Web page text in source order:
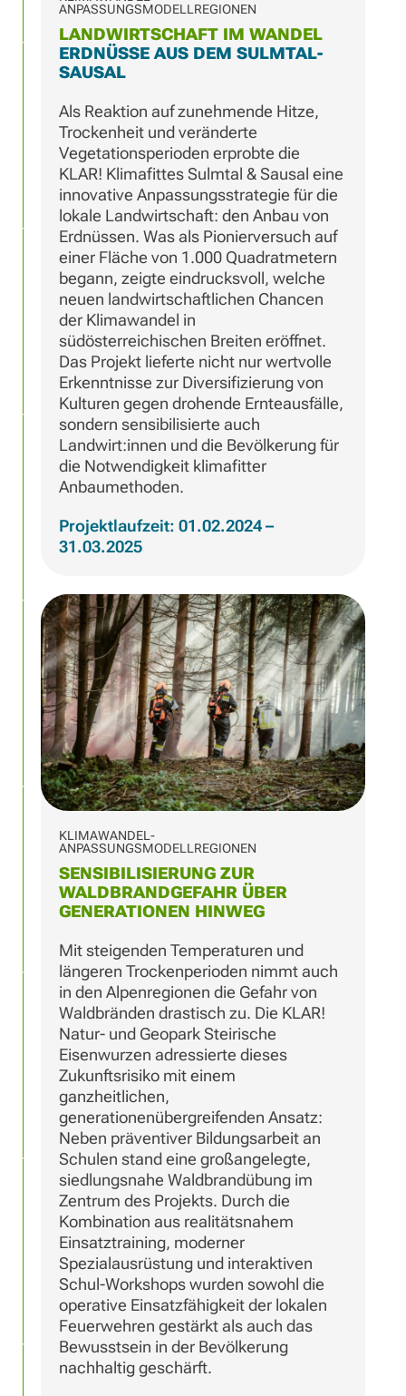
ANPASSUNGSMODELLREGIONEN
LANDWIRTSCHAFT IM WANDEL
ERDNÜSSE AUS DEM SULMTAL-
SAUSAL
Als Reaktion auf zunehmende Hitze,
Trockenheit und veränderte
Vegetationsperioden erprobte die
KLAR! Klimafittes Sulmtal & Sausal eine
innovative Anpassungsstrategie für die
lokale Landwirtschaft: den Anbau von
Erdnüssen. Was als Pionierversuch auf
einer Fläche von 1.000 Quadratmetern
begann, zeigte eindrucksvoll, welche
neuen landwirtschaftlichen Chancen
der Klimawandel in
südösterreichischen Breiten eröffnet.
Das Projekt lieferte nicht nur wertvolle
Erkenntnisse zur Diversifizierung von
Kulturen gegen drohende Ernteausfälle,
sondern sensibilisierte auch
Landwirt:innen und die Bevölkerung für
die Notwendigkeit klimafitter
Anbaumethoden.
Projektlaufzeit: 01.02.2024 –
31.03.2025
KLIMAWANDEL-
ANPASSUNGSMODELLREGIONEN
SENSIBILISIERUNG ZUR
WALDBRANDGEFAHR ÜBER
GENERATIONEN HINWEG
Mit steigenden Temperaturen und
längeren Trockenperioden nimmt auch
in den Alpenregionen die Gefahr von
Waldbränden drastisch zu. Die KLAR!
Natur- und Geopark Steirische
Eisenwurzen adressierte dieses
Zukunftsrisiko mit einem
ganzheitlichen,
generationenübergreifenden Ansatz:
Neben präventiver Bildungsarbeit an
Schulen stand eine großangelegte,
siedlungsnahe Waldbrandübung im
Zentrum des Projekts. Durch die
Kombination aus realitätsnahem
Einsatztraining, moderner
Spezialausrüstung und interaktiven
Schul-Workshops wurden sowohl die
operative Einsatzfähigkeit der lokalen
Feuerwehren gestärkt als auch das
Bewusstsein in der Bevölkerung
nachhaltig geschärft.